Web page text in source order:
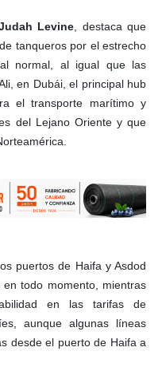
Levine, destaca que
tanqueros por el estrecho
normal, al igual que las
en Dubái, el principal hub
el transporte marítimo y
del Lejano Oriente y que
puertos de Haifa y Asdod
todo momento, mientras
en las tarifas de
aunque algunas líneas
desde el puerto de Haifa a